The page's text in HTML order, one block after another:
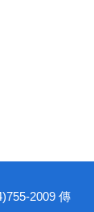
2009 傳